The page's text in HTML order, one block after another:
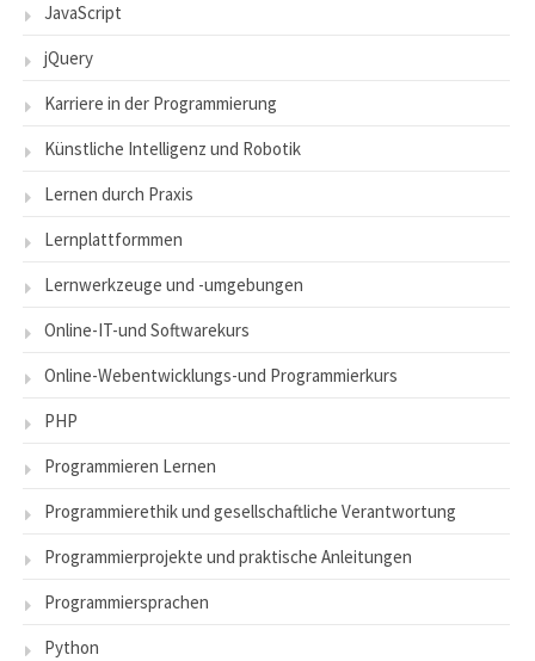
JavaScript
jQuery
Karriere in der Programmierung
Künstliche Intelligenz und Robotik
Lernen durch Praxis
Lernplattformmen
Lernwerkzeuge und -umgebungen
Online-IT-und Softwarekurs
Online-Webentwicklungs-und Programmierkurs
PHP
Programmieren Lernen
Programmierethik und gesellschaftliche Verantwortung
Programmierprojekte und praktische Anleitungen
Programmiersprachen
Python